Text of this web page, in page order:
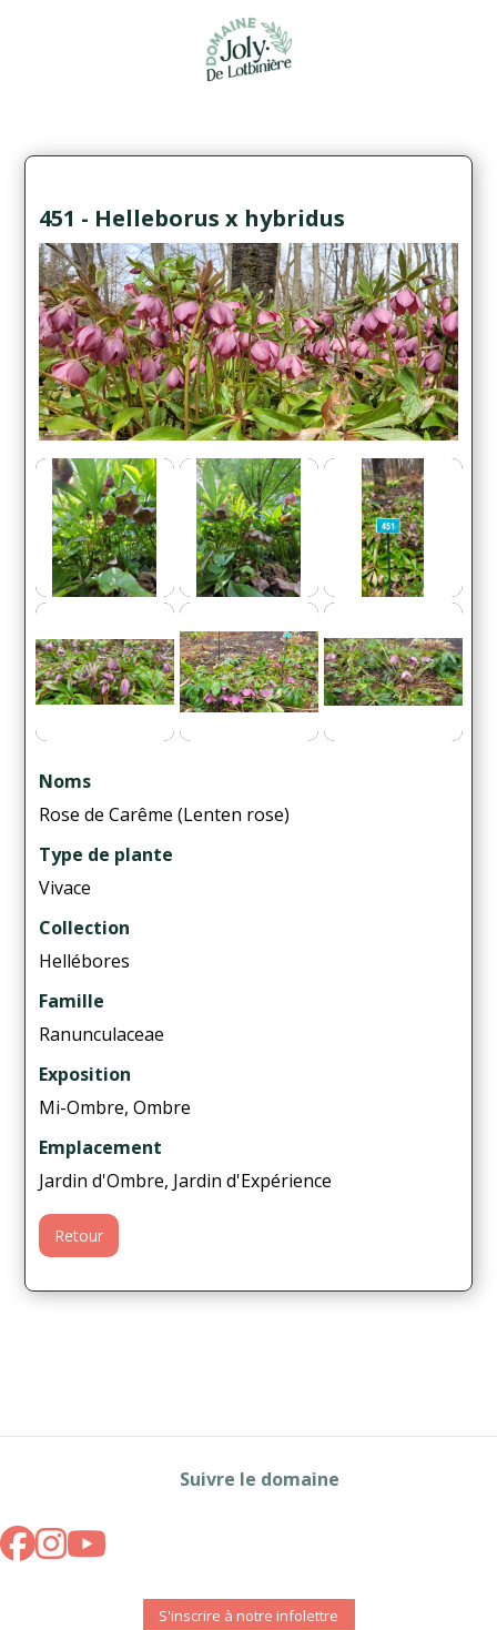
451 - Helleborus x hybridus
Noms
Rose de Carême (Lenten rose)
Type de plante
Vivace
Collection
Hellébores
Famille
Ranunculaceae
Exposition
Mi-Ombre, Ombre
Emplacement
Jardin d'Ombre, Jardin d'Expérience
Retour
Suivre le domaine
S'inscrire à notre infolettre